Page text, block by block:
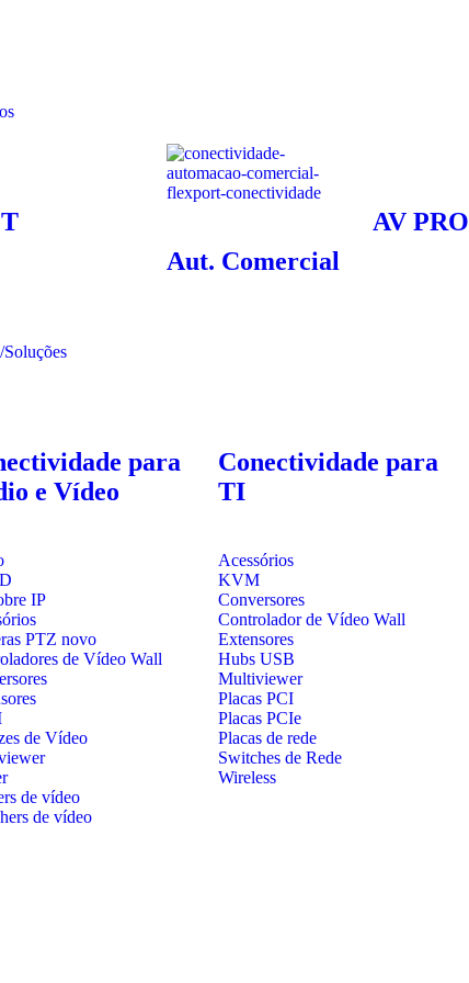
Aut. Comercial
AV PRO
para
e Vídeo
IP
PTZ novo
de Vídeo Wall
de Vídeo
de vídeo
de vídeo
Conectividade para
TI
Acessórios
KVM
Conversores
Controlador de Vídeo Wall
Extensores
Hubs USB
Multiviewer
Placas PCI
Placas PCIe
Placas de rede
Switches de Rede
Wireless